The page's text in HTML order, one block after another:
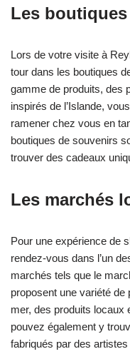
Les
Lors de votre visite à
tour dans les boutiques
gamme de produits, des
inspirés de l’Islande,
ramener chez vous en
boutiques de souvenirs
trouver des cadeaux
Les marchés
Pour une expérience de
rendez-vous dans l’un
marchés tels que le
proposent une variété
mer, des produits locaux
pouvez également y
fabriqués par des